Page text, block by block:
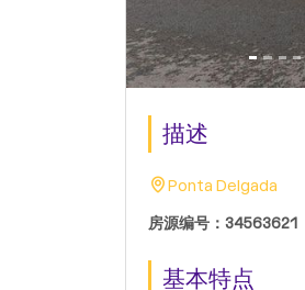
描述
Ponta Delgada
房源编号：34563621
基本特点